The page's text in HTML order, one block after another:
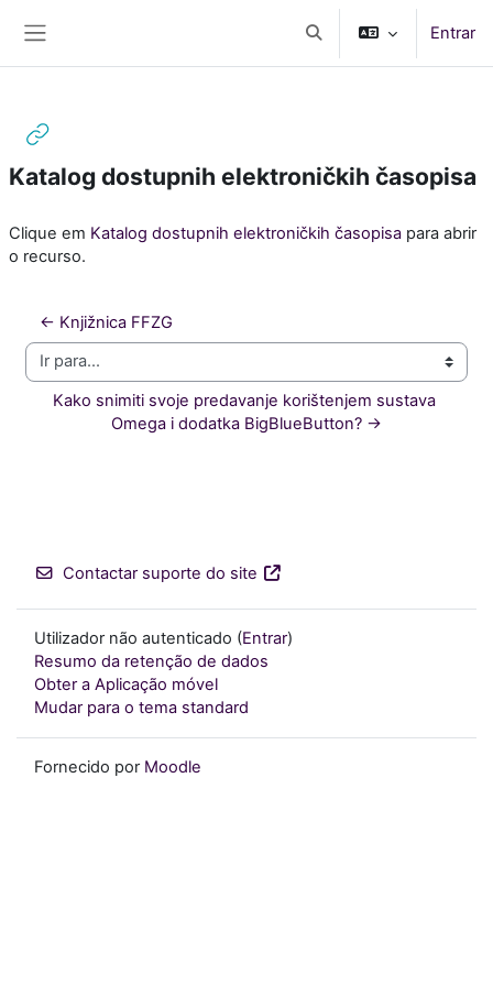
Alternar a entrada da
Entrar
Katalog dostupnih elektroničkih časopisa
Clique em Katalog dostupnih elektroničkih časopisa para abrir
o recurso.
← Knjižnica FFZG
Ir para...
Kako snimiti svoje predavanje korištenjem sustava
Omega i dodatka BigBlueButton? →
Contactar suporte do site
Utilizador não autenticado (Entrar)
Resumo da retenção de dados
Obter a Aplicação móvel
Mudar para o tema standard
Fornecido por Moodle